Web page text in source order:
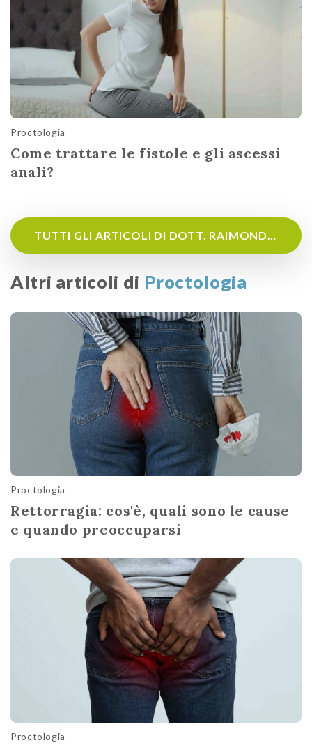
Proctologia
Come trattare le fistole e gli ascessi
anali?
Altri articoli di Proctologia
Proctologia
Rettorragia: cos'è, quali sono le cause
e quando preoccuparsi
Proctologia